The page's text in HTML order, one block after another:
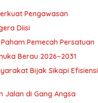
Pengawasan
Diisi
Pemecah Persatuan
Berau 2026–2031
Bijak Sikapi Efisiensi
Jalan di Gang Angsa